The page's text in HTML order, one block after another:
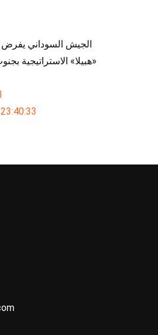
الجيش السوداني
«هبيلا» الاستراتيجية